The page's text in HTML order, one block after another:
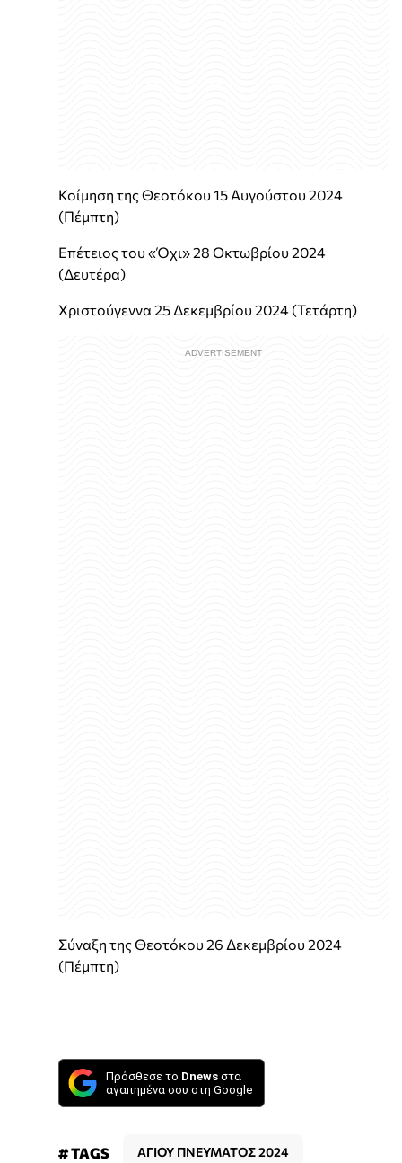
Κοίμηση της Θεοτόκου 15 Αυγούστου 2024
(Πέμπτη)
Επέτειος του «Όχι» 28 Οκτωβρίου 2024
(Δευτέρα)
Χριστούγεννα 25 Δεκεμβρίου 2024 (Τετάρτη)
Σύναξη της Θεοτόκου 26 Δεκεμβρίου 2024
(Πέμπτη)
Πρόσθεσε το Dnews στα
αγαπημένα σου στη Google
# TAGS ΑΓΙΟΥ ΠΝΕΥΜΑΤΟΣ 2024